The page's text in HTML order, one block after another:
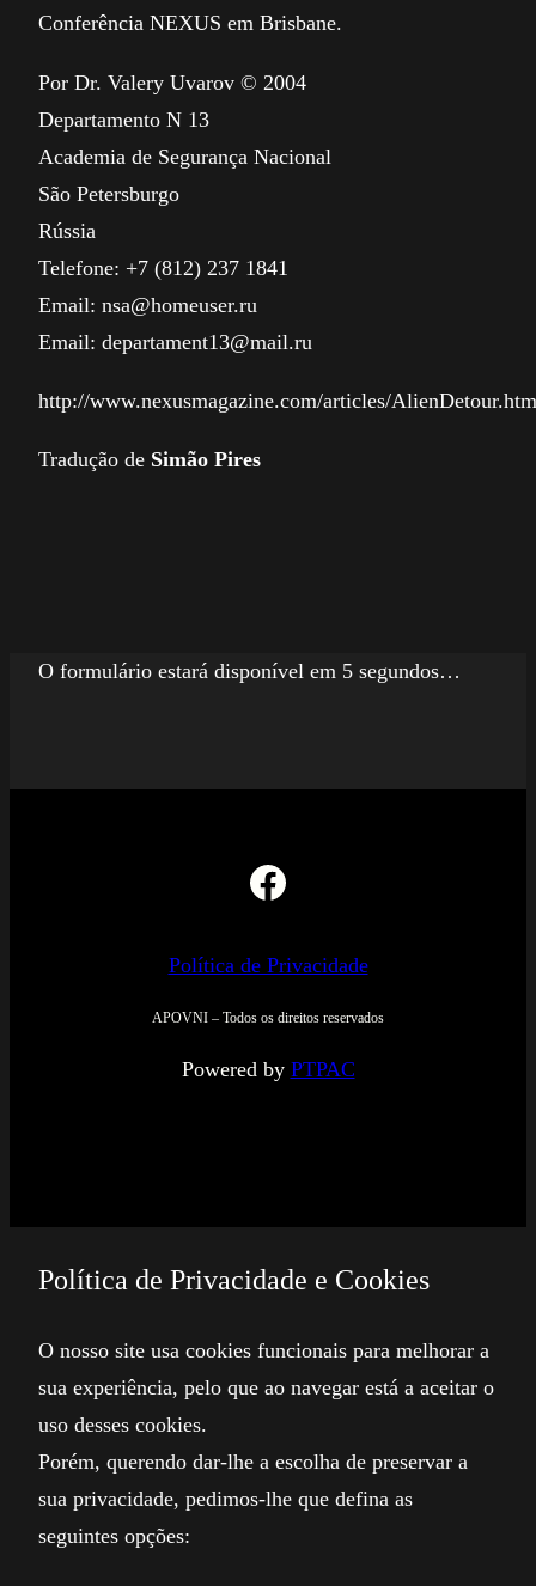
Conferência NEXUS em Brisbane.
Por Dr. Valery Uvarov © 2004
Departamento N 13
Academia de Segurança Nacional
São Petersburgo
Rússia
Telefone: +7 (812) 237 1841
Email: nsa@homeuser.ru
Email: departament13@mail.ru
http://www.nexusmagazine.com/articles/
Tradução de Simão Pires
O formulário estará disponível em 5 segundos…
Facebook
Política de Privacidade
APOVNI – Todos os direitos reservados
Powered by PTPAC
Política de Privacidade e Cookies
O nosso site usa cookies funcionais para melhorar a
sua experiência, pelo que ao navegar está a aceitar o
uso desses cookies.
Porém, querendo dar-lhe a escolha de preservar a
sua privacidade, pedimos-lhe que defina as
seguintes opções: